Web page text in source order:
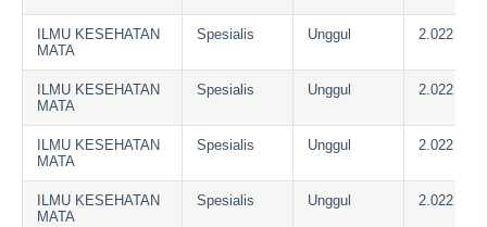
ILMU KESEHATAN
MATA
Spesialis Unggul 2.022
ILMU KESEHATAN
MATA
Spesialis Unggul 2.022
ILMU KESEHATAN
MATA
Spesialis Unggul 2.022
ILMU KESEHATAN
MATA
Spesialis Unggul 2.022